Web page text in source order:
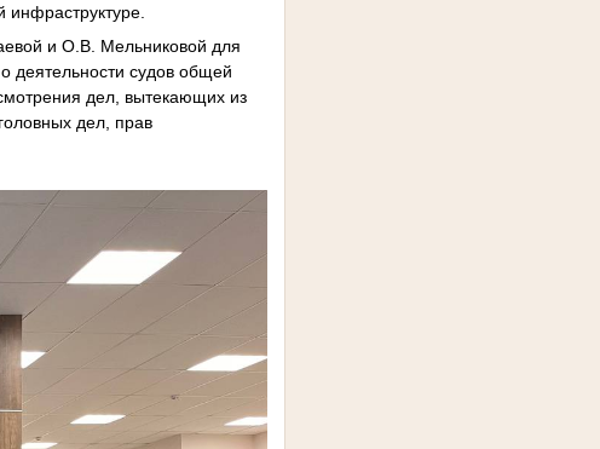
и О.В. Мельниковой для
деятельности судов общей
дел, вытекающих из
дел, прав